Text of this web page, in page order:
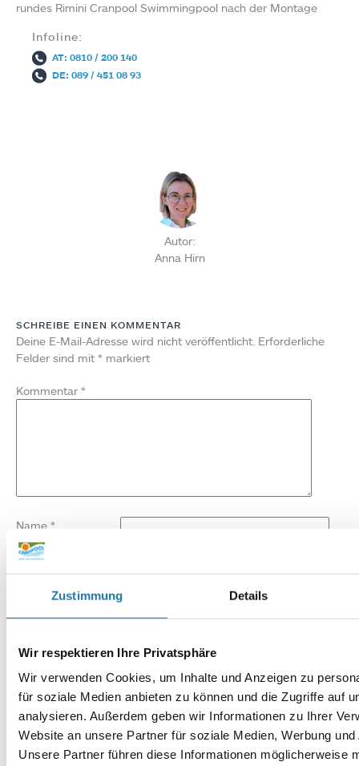
Zustimmung Details
Wir respektieren Ihre Privatsphäre
Wir verwenden Cookies, um Inhalte und Anzeigen zu
für soziale Medien anbieten zu können und die Zugriffe auf
analysieren. Außerdem geben wir Informationen zu Ihrer
Website an unsere Partner für soziale Medien, Werbung
Unsere Partner führen diese Informationen möglicherweise
rundes Rimini Cranpool Swimmingpool nach der Montage
Infoline:
AT: 0810 / 200 140
DE: 089 / 451 08 93
Autor:
Anna Hirn
SCHREIBE EINEN KOMMENTAR
Deine E-Mail-Adresse wird nicht veröffentlicht. Erforderliche
Felder sind mit * markiert
Kommentar *
Name *